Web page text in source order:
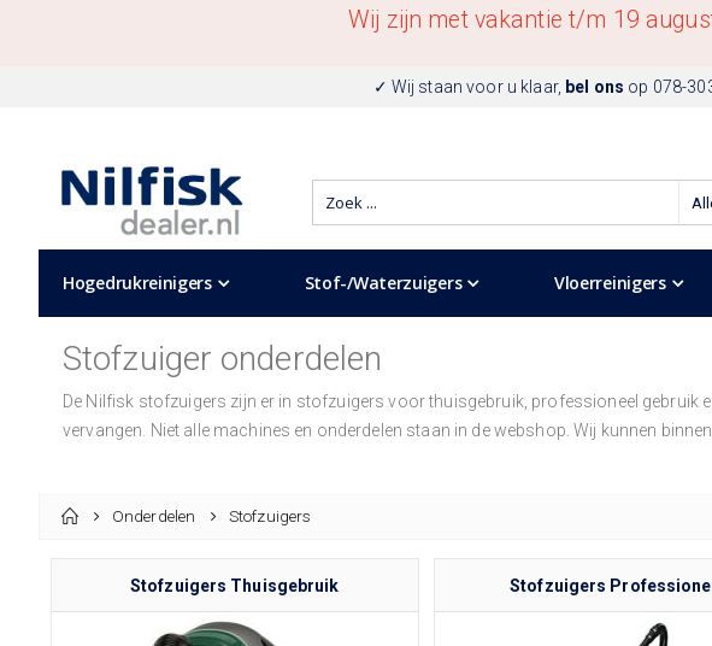
Wij zijn met vakantie t/m 19
✓ Wij staan voor u klaar, bel ons op 078-
Hogedrukreinigers Stof-/Waterzuigers Vloerreinigers
Stofzuiger onderdelen
De Nilfisk stofzuigers zijn er in stofzuigers voor thuisgebruik, professioneel gebruik
vervangen. Niet alle machines en onderdelen staan in de webshop. Wij kunnen
Onderdelen Stofzuigers
Stofzuigers Thuisgebruik Stofzuigers